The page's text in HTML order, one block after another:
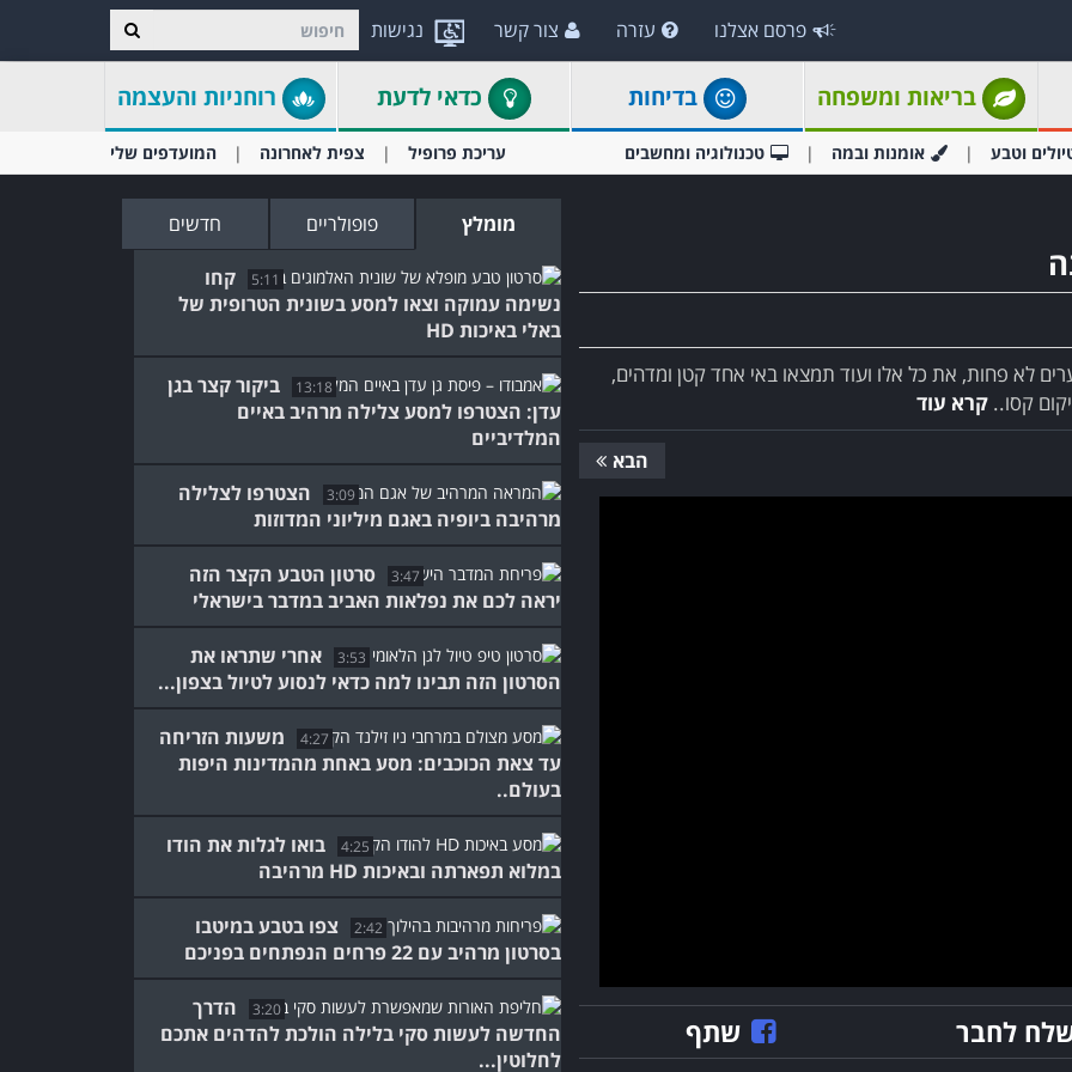
נגישות פרסם אצלנו עזרה צור קשר
בריאות ומשפחה בדיחות כדאי לדעת רוחניות והעצמה
וטבע אומנות ובמה טכנולוגיה ומחשבים עריכת פרופיל צפית לאחרונה המועדפים שלי
לא פחות, את כל אלו ועוד תמצאו באי אחד קטן ומדהים,
קסו.. קרא עוד
הבא
לחבר שתף
מומלץ פופולריים חדשים
5:11
קחו
נשימה עמוקה וצאו למסע בשונית הטרופית של
באלי באיכות HD
13:18
ביקור קצר בגן
עדן: הצטרפו למסע צלילה מרהיב באיים
המלדיביים
3:09
הצטרפו לצלילה
מרהיבה ביופיה באגם מיליוני המדוזות
3:47
סרטון הטבע הקצר הזה
יראה לכם את נפלאות האביב במדבר בישראלי
3:53
אחרי שתראו את
הסרטון הזה תבינו למה כדאי לנסוע לטיול בצפון...
4:27
משעות הזריחה
עד צאת הכוכבים: מסע באחת מהמדינות היפות
בעולם..
4:25
בואו לגלות את הודו
במלוא תפארתה ובאיכות HD מרהיבה
2:42
צפו בטבע במיטבו
בסרטון מרהיב עם 22 פרחים הנפתחים בפניכם
3:20
הדרך
החדשה לעשות סקי בלילה הולכת להדהים אתכם
לחלוטין...